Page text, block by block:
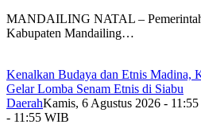
MANDAILING NATAL –
Kabupaten Mandailing…
Kenalkan Budaya dan Etnis
Gelar Lomba Senam Etnis di Siabu
DaerahKamis, 6 Agustus 2026 -
- 11:55 WIB